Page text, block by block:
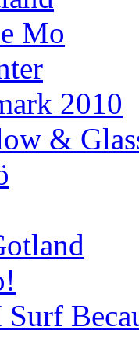
Mo
2010
&